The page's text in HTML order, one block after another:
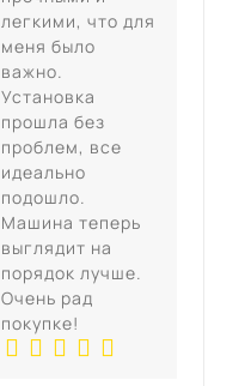
легкими, что для
меня было
важно.
Установка
прошла без
проблем, все
идеально
подошло.
Машина теперь
выглядит на
порядок лучше.
Очень рад
покупке!